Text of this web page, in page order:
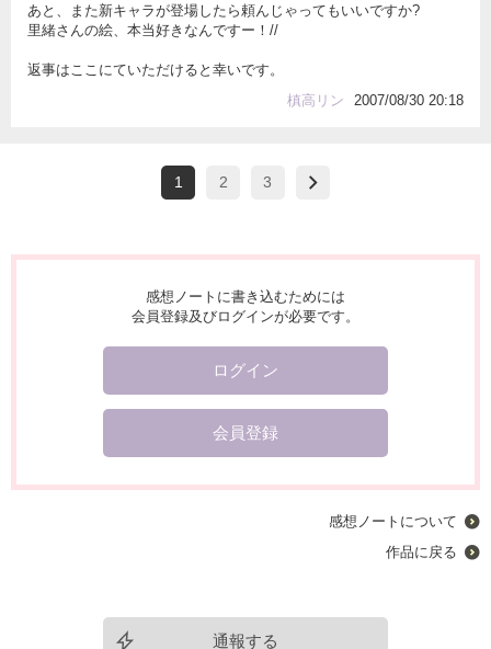
あと、また新キャラが登場したら頼んじゃってもいいですか?
里緒さんの絵、本当好きなんですー！//
返事はここにていただけると幸いです。
槙高リン
2007/08/30 20:18
1 2 3
感想ノートに書き込むためには
会員登録及びログインが必要です。
ログイン
会員登録
感想ノートについて
作品に戻る
通報する